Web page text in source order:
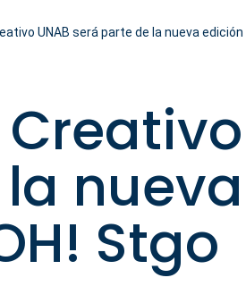
UNAB será parte de la nueva edición
Stgo